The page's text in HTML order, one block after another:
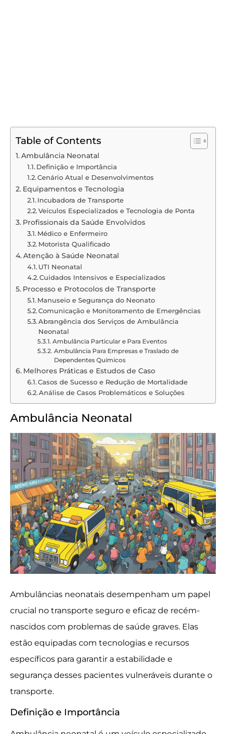
Table of Contents
Ambulância Neonatal
Definição e Importância
Cenário Atual e Desenvolvimentos
Equipamentos e Tecnologia
Incubadora de Transporte
Veículos Especializados e Tecnologia de Ponta
Profissionais da Saúde Envolvidos
Médico e Enfermeiro
Motorista Qualificado
Atenção à Saúde Neonatal
UTI Neonatal
Cuidados Intensivos e Especializados
Processo e Protocolos de Transporte
Manuseio e Segurança do Neonato
Comunicação e Monitoramento de Emergências
Abrangência dos Serviços de Ambulância
Neonatal
Ambulância Particular e Para Eventos
Ambulância Para Empresas e Traslado de
Dependentes Químicos
Melhores Práticas e Estudos de Caso
Casos de Sucesso e Redução de Mortalidade
Análise de Casos Problemáticos e Soluções
Ambulância Neonatal
Ambulâncias neonatais desempenham um papel
crucial no transporte seguro e eficaz de recém-
nascidos com problemas de saúde graves. Elas
estão equipadas com tecnologias e recursos
específicos para garantir a estabilidade e
segurança desses pacientes vulneráveis durante o
transporte.
Definição e Importância